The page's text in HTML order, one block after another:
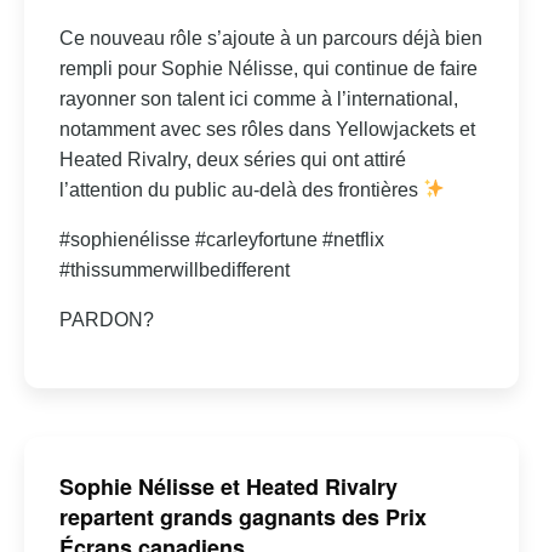
Ce nouveau rôle s’ajoute à un parcours déjà bien
rempli pour Sophie Nélisse, qui continue de faire
rayonner son talent ici comme à l’international,
notamment avec ses rôles dans Yellowjackets et
Heated Rivalry, deux séries qui ont attiré
l’attention du public au-delà des frontières
#sophienélisse #carleyfortune #netflix
#thissummerwillbedifferent
PARDON?
Sophie Nélisse et Heated Rivalry
repartent grands gagnants des Prix